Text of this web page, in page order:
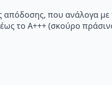
απόδοσης, που ανάλογα
το Α+++ (σκούρο